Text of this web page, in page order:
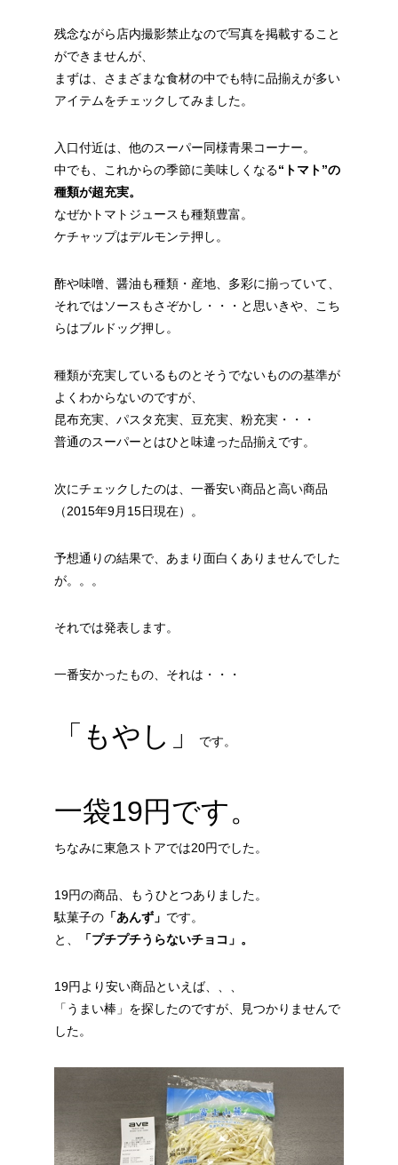
残念ながら店内撮影禁止なので写真を掲載すること
ができませんが、
まずは、さまざまな食材の中でも特に品揃えが多い
アイテムをチェックしてみました。
入口付近は、他のスーパー同様青果コーナー。
中でも、これからの季節に美味しくなる“トマト”の
種類が超充実。
なぜかトマトジュースも種類豊富。
ケチャップはデルモンテ押し。
酢や味噌、醤油も種類・産地、多彩に揃っていて、
それではソースもさぞかし・・・と思いきや、こち
らはブルドッグ押し。
種類が充実しているものとそうでないものの基準が
よくわからないのですが、
昆布充実、パスタ充実、豆充実、粉充実・・・
普通のスーパーとはひと味違った品揃えです。
次にチェックしたのは、一番安い商品と高い商品
（2015年9月15日現在）。
予想通りの結果で、あまり面白くありませんでした
が。。。
それでは発表します。
一番安かったもの、それは・・・
「もやし」 です。
一袋19円です。
ちなみに東急ストアでは20円でした。
19円の商品、もうひとつありました。
駄菓子の「あんず」 です。
と、
「プチプチうらないチョコ」。
19円より安い商品といえば、、、
「うまい棒」を探したのですが、見つかりませんで
した。